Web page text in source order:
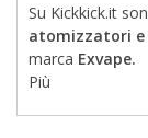
CAPSULE CAFFÈ
BATTERIE
Su Kickkick.it
atomizzatori e
marca Exvape.
Più